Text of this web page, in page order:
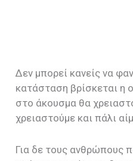
Δεν μπορεί κανείς να
κατάσταση βρίσκεται η
στο άκουσμα θα
χρειαστούμε και πάλι
Για δε τους ανθρώπους